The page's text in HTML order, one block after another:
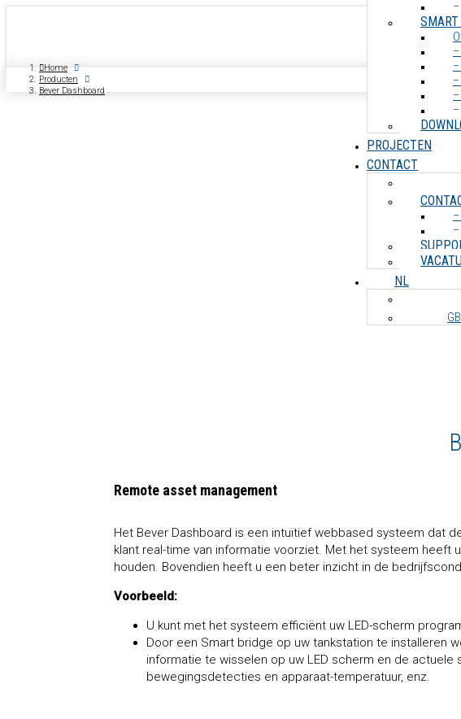
SMART
PROJECTEN
CONTACT
NL
GB
Home
Producten
Bever Dashboard
Remote asset management
Het Bever Dashboard is een intuïtief webbased systeem dat
klant real-time van informatie voorziet. Met het systeem
houden. Bovendien heeft u een beter inzicht in de
Voorbeeld:
U kunt met het systeem efficiënt uw LED-scherm
Door een Smart bridge op uw tankstation te installeren
informatie te wisselen op uw LED scherm en de
bewegingsdetecties en apparaat-temperatuur, enz.